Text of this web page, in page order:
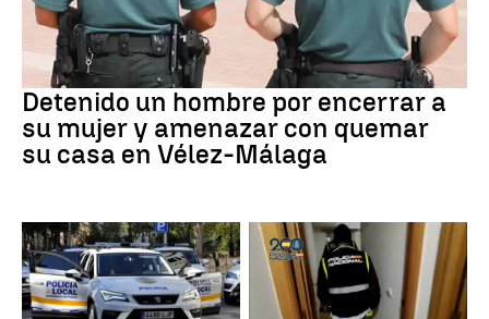
VIOLENCIA MACHISTA
Detenido un hombre por encerrar a
su mujer y amenazar con quemar
su casa en Vélez-Málaga